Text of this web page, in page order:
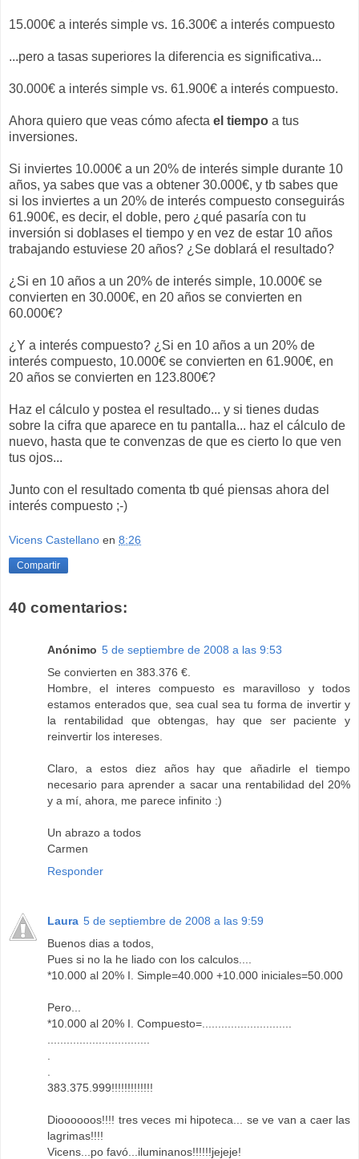
15.000€ a interés simple vs. 16.300€ a interés compuesto
...pero a tasas superiores la diferencia es significativa...
30.000€ a interés simple vs. 61.900€ a interés compuesto.
Ahora quiero que veas cómo afecta el tiempo a tus
inversiones.
Si inviertes 10.000€ a un 20% de interés simple durante 10
años, ya sabes que vas a obtener 30.000€, y tb sabes que
si los inviertes a un 20% de interés compuesto conseguirás
61.900€, es decir, el doble, pero ¿qué pasaría con tu
inversión si doblases el tiempo y en vez de estar 10 años
trabajando estuviese 20 años? ¿Se doblará el resultado?
¿Si en 10 años a un 20% de interés simple, 10.000€ se
convierten en 30.000€, en 20 años se convierten en
60.000€?
¿Y a interés compuesto? ¿Si en 10 años a un 20% de
interés compuesto, 10.000€ se convierten en 61.900€, en
20 años se convierten en 123.800€?
Haz el cálculo y postea el resultado... y si tienes dudas
sobre la cifra que aparece en tu pantalla... haz el cálculo de
nuevo, hasta que te convenzas de que es cierto lo que ven
tus ojos...
Junto con el resultado comenta tb qué piensas ahora del
interés compuesto ;-)
Vicens Castellano en 8:26
Compartir
40 comentarios:
Anónimo 5 de septiembre de 2008 a las 9:53
Se convierten en 383.376 €.
Hombre, el interes compuesto es maravilloso y todos
estamos enterados que, sea cual sea tu forma de invertir y
la rentabilidad que obtengas, hay que ser paciente y
reinvertir los intereses.
Claro, a estos diez años hay que añadirle el tiempo
necesario para aprender a sacar una rentabilidad del 20%
y a mí, ahora, me parece infinito :)
Un abrazo a todos
Carmen
Responder
Laura 5 de septiembre de 2008 a las 9:59
Buenos dias a todos,
Pues si no la he liado con los calculos....
*10.000 al 20% I. Simple=40.000 +10.000 iniciales=50.000
Pero...
*10.000 al 20% I. Compuesto=............................
383.375.999!!!!!!!!!!!!!
Dioooooos!!!! tres veces mi hipoteca... se ve van a caer las
lagrimas!!!!
Vicens...po favó...iluminanos!!!!!!jejeje!